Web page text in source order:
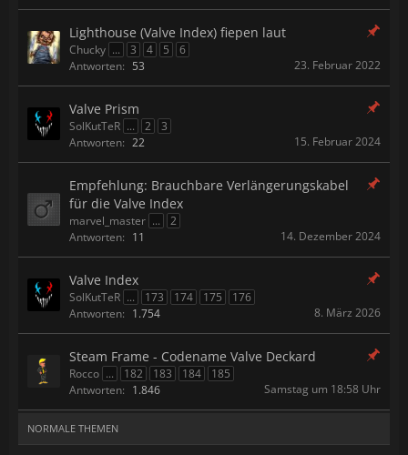
Lighthouse (Valve Index) fiepen laut
Chucky ... 3 4 5
6
Antworten: 53 23. Februar 2022
Valve Prism
SolKutTeR ... 2
3
Antworten: 22 15. Februar 2024
Empfehlung: Brauchbare Verlängerungskabel
für die Valve Index
marvel_master ...
2
Antworten: 11 14. Dezember 2024
Valve Index
SolKutTeR ... 173 174 175
176
Antworten: 1.754 8. März 2026
Steam Frame - Codename Valve Deckard
Rocco ... 182 183 184
185
Antworten: 1.846 Samstag um 18:58 Uhr
NORMALE THEMEN